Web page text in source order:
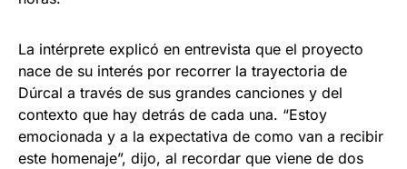
La intérprete explicó en entrevista que el proyecto
nace de su interés por recorrer la trayectoria de
Dúrcal a través de sus grandes canciones y del
contexto que hay detrás de cada una. “Estoy
emocionada y a la expectativa de como van a recibir
este homenaje”, dijo, al recordar que viene de dos